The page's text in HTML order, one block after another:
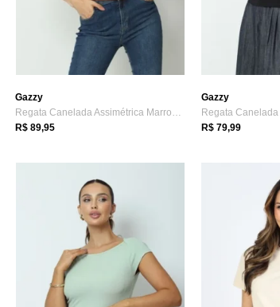
Gazzy
Regata Canelada Assimétrica Marrom G Gazzy
R$ 89,95
Gazzy
Regata
R$ 79,99